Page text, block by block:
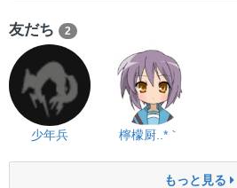
友だち 2
少年兵 檸檬厨..*｀
もっと見る